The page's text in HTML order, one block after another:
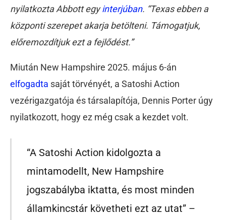
nyilatkozta Abbott egyinterjúban. “Texas ebben a
központi szerepet akarja betölteni. Támogatjuk,
előremozdítjuk ezt a fejlődést.”
Miután New Hampshire 2025. május 6-án
elfogadta saját törvényét, a Satoshi Action
vezérigazgatója és társalapítója, Dennis Porter úgy
nyilatkozott, hogy ez még csak a kezdet volt.
“A Satoshi Action kidolgozta a
mintamodellt, New Hampshire
jogszabályba iktatta, és most minden
államkincstár követheti ezt az utat” –